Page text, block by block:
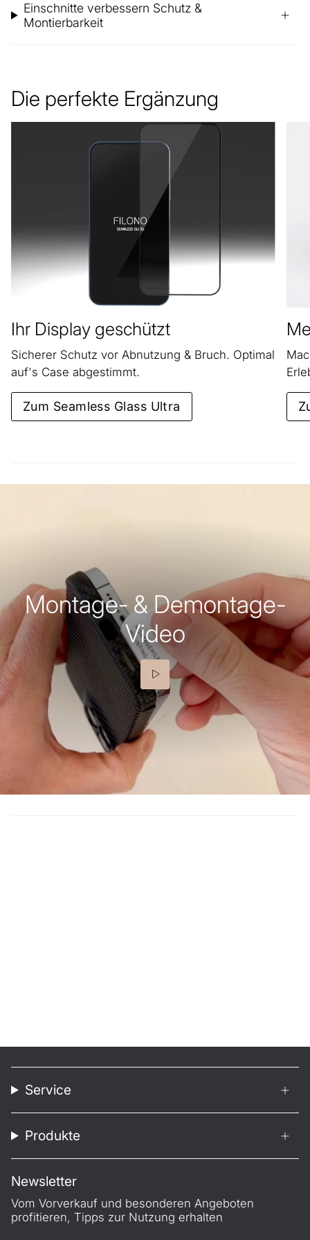
Einschnitte verbessern Schutz &
Montierbarkeit
Die perfekte Ergänzung
Ihr Display geschützt
Sicherer Schutz vor Abnutzung & Bruch. Optimal
auf's Case abgestimmt.
Zum Seamless Glass Ultra
Montage- & Demontage-
Video
Service
Produkte
Newsletter
Vom Vorverkauf und besonderen Angeboten
profitieren, Tipps zur Nutzung erhalten